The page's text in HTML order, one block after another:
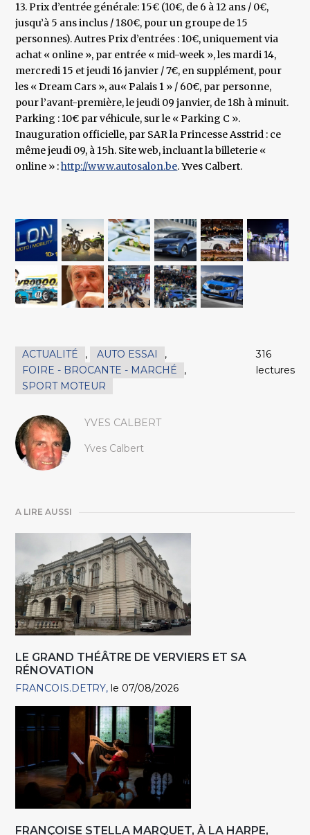
13. Prix d’entrée générale: 15€ (10€, de 6 à 12 ans / 0€,
jusqu’à 5 ans inclus / 180€, pour un groupe de 15
personnes). Autres Prix d’entrées : 10€, uniquement via
achat « online », par entrée « mid-week », les mardi 14,
mercredi 15 et jeudi 16 janvier / 7€, en supplément, pour
les « Dream Cars », au« Palais 1 » / 60€, par personne,
pour l’avant-première, le jeudi 09 janvier, de 18h à minuit.
Parking : 10€ par véhicule, sur le « Parking C ».
Inauguration officielle, par SAR la Princesse Asstrid : ce
même jeudi 09, à 15h. Site web, incluant la billeterie «
online » :http://www.autosalon.be. Yves Calbert.
ACTUALITÉ , AUTO ESSAI
,
FOIRE - BROCANTE - MARCHÉ
,
SPORT MOTEUR
316
lectures
YVES CALBERT
Yves Calbert
A LIRE AUSSI
LE GRAND THÉÂTRE DE VERVIERS ET SA
RÉNOVATION
FRANCOIS.DETRY le 07/08/2026
FRANÇOISE STELLA MARQUET, À LA HARPE,